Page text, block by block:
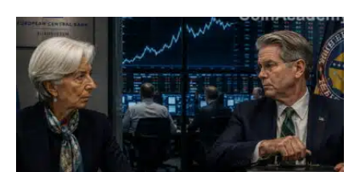
Yen : Washington a vendu des euros sans prévenir la